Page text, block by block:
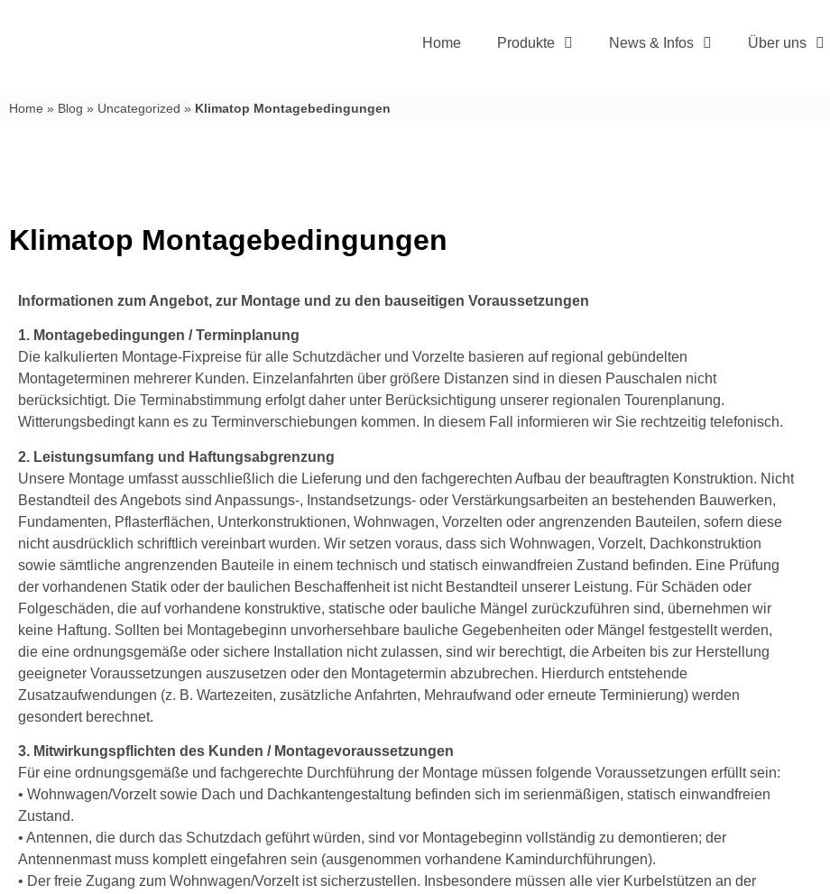
Home Produkte News & Infos Über uns
Home » Blog » Uncategorized » Klimatop Montagebedingungen
Klimatop Montagebedingungen
Informationen zum Angebot, zur Montage und zu den bauseitigen Voraussetzungen
1. Montagebedingungen / Terminplanung
Die kalkulierten Montage-Fixpreise für alle Schutzdächer und Vorzelte basieren auf regional gebündelten
Montageterminen mehrerer Kunden. Einzelanfahrten über größere Distanzen sind in diesen Pauschalen nicht
berücksichtigt. Die Terminabstimmung erfolgt daher unter Berücksichtigung unserer regionalen Tourenplanung.
Witterungsbedingt kann es zu Terminverschiebungen kommen. In diesem Fall informieren wir Sie rechtzeitig telefonisch.
2. Leistungsumfang und Haftungsabgrenzung
Unsere Montage umfasst ausschließlich die Lieferung und den fachgerechten Aufbau der beauftragten Konstruktion. Nicht
Bestandteil des Angebots sind Anpassungs-, Instandsetzungs- oder Verstärkungsarbeiten an bestehenden Bauwerken,
Fundamenten, Pflasterflächen, Unterkonstruktionen, Wohnwagen, Vorzelten oder angrenzenden Bauteilen, sofern diese
nicht ausdrücklich schriftlich vereinbart wurden. Wir setzen voraus, dass sich Wohnwagen, Vorzelt, Dachkonstruktion
sowie sämtliche angrenzenden Bauteile in einem technisch und statisch einwandfreien Zustand befinden. Eine Prüfung
der vorhandenen Statik oder der baulichen Beschaffenheit ist nicht Bestandteil unserer Leistung. Für Schäden oder
Folgeschäden, die auf vorhandene konstruktive, statische oder bauliche Mängel zurückzuführen sind, übernehmen wir
keine Haftung. Sollten bei Montagebeginn unvorhersehbare bauliche Gegebenheiten oder Mängel festgestellt werden,
die eine ordnungsgemäße oder sichere Installation nicht zulassen, sind wir berechtigt, die Arbeiten bis zur Herstellung
geeigneter Voraussetzungen auszusetzen oder den Montagetermin abzubrechen. Hierdurch entstehende
Zusatzaufwendungen (z. B. Wartezeiten, zusätzliche Anfahrten, Mehraufwand oder erneute Terminierung) werden
gesondert berechnet.
3. Mitwirkungspflichten des Kunden / Montagevoraussetzungen
Für eine ordnungsgemäße und fachgerechte Durchführung der Montage müssen folgende Voraussetzungen erfüllt sein:
• Wohnwagen/Vorzelt sowie Dach und Dachkantengestaltung befinden sich im serienmäßigen, statisch einwandfreien
Zustand.
• Antennen, die durch das Schutzdach geführt würden, sind vor Montagebeginn vollständig zu demontieren; der
Antennenmast muss komplett eingefahren sein (ausgenommen vorhandene Kamindurchführungen).
• Der freie Zugang zum Wohnwagen/Vorzelt ist sicherzustellen. Insbesondere müssen alle vier Kurbelstützen an der